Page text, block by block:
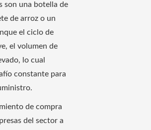
son una botella de
de arroz o un
el ciclo de
el volumen de
lo cual
constante para
de compra
del sector a